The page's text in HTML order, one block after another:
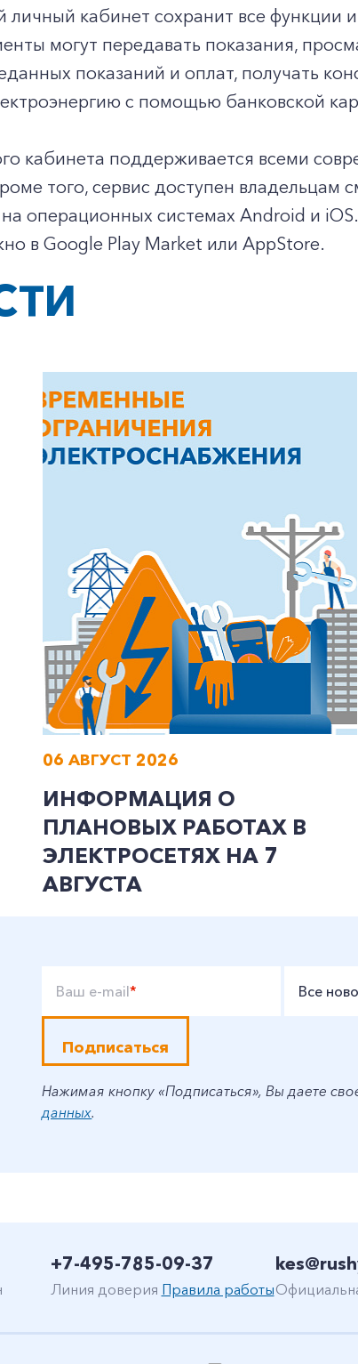
+7-800-700-24-57
Заказать обратный звонок
кабинет сохранит все функции
могут передавать показания,
показаний и оплат, получать
с помощью банковской
кабинета поддерживается всеми
того, сервис доступен владельцам
операционных системах Android и
в Google Play Market или AppStore.
06 АВГУСТ 2026
ИНФОРМАЦИЯ О
ПЛАНОВЫХ РАБОТАХ В
ЭЛЕКТРОСЕТЯХ НА 7
АВГУСТА
Ваш e-mail* Все
Подписаться
Нажимая кнопку «Подписаться», Вы даете
данных.
+7-495-785-09-37
Линия доверия Правила работы